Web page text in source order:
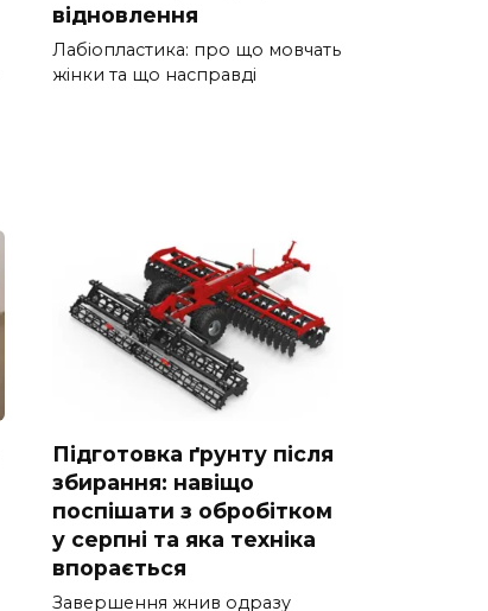
відновлення
Лабіопластика: про що мовчать
жінки та що насправді
Підготовка ґрунту після
збирання: навіщо
поспішати з обробітком
у серпні та яка техніка
впорається
Завершення жнив одразу